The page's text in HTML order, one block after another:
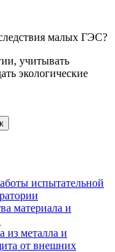
малых ГЭС?
учитывать
экологические
испытательной
материала и
из металла и
от внешних